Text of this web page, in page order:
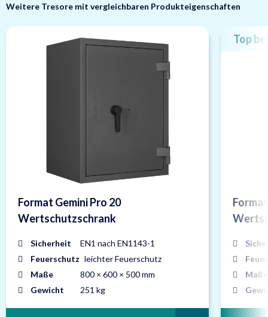
Weitere Tresore mit vergleichbaren Produkteigenschaften
Format Gemini Pro 20
Wertschutzschrank
Sicherheit
EN1 nach EN1143-1
Feuerschutz leichter Feuerschutz
Maße
800 × 600 × 500 mm
Gewicht
251 kg
Top
Maße